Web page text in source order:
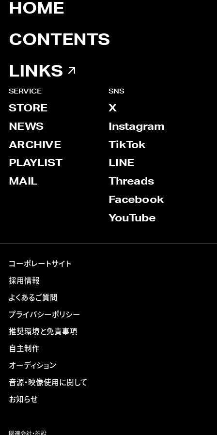
HOME
CONTENTS
LINKS
SERVICE
STORE
NEWS
ARCHIVE
PLAYLIST
MAIL
SNS
X
Instagram
TikTok
LINE
Threads
Facebook
YouTube
コーポレートサイト
採用情報
よくあるご質問
プライバシーポリシー
推奨環境と免責事項
自主制作
オーディション
音源・映像使用に関して
お知らせ